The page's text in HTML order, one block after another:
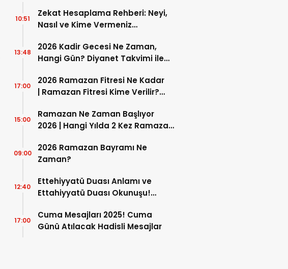
Zekat Hesaplama Rehberi: Neyi,
Nasıl ve Kime Vermeniz
10:51
2026 Kadir Gecesi Ne Zaman,
Hangi Gün? Diyanet Takvimi ile
13:48
2026 Ramazan Fitresi Ne Kadar
| Ramazan Fitresi Kime Verilir?
Önce Verilir mi?
17:00
Ramazan Ne Zaman Başlıyor
2026 | Hangi Yılda 2 Kez Ramazan
15:00
2026 Ramazan Bayramı Ne
Zaman?
09:00
Ettehiyyatü Duası Anlamı ve
Ettahiyyatü Duası Okunuşu!
Suresi Dinle!
12:40
Cuma Mesajları 2025! Cuma
Günü Atılacak Hadisli Mesajlar
17:00